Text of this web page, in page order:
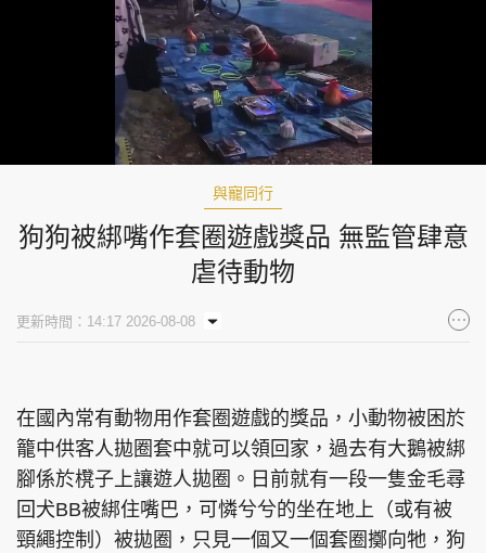
Loaded
100.00%
與寵同行
狗狗被綁嘴作套圈遊戲獎品 無監管肆意
虐待動物
更新時間：14:17 2026-08-08
在國內常有動物用作套圈遊戲的獎品，小動物被困於
籠中供客人拋圈套中就可以領回家，過去有大鵝被綁
腳係於櫈子上讓遊人拋圈。日前就有一段一隻金毛尋
回犬BB被綁住嘴巴，可憐兮兮的坐在地上（或有被
頸繩控制）被拋圈，只見一個又一個套圈擲向牠，狗